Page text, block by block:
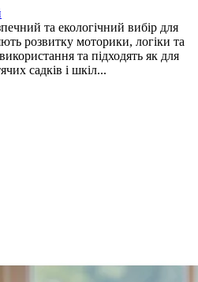
та екологічний вибір для
розвитку моторики, логіки та
та підходять як для
садків і шкіл...